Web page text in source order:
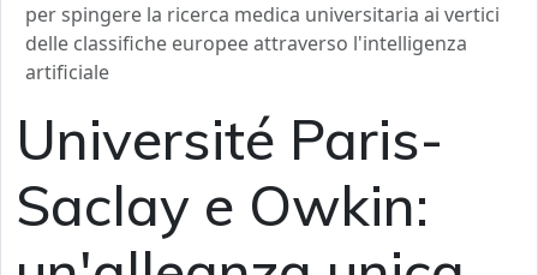
per spingere la ricerca medica universitaria ai vertici
delle classifiche europee attraverso l'intelligenza
artificiale
Université Paris-
Saclay e Owkin: